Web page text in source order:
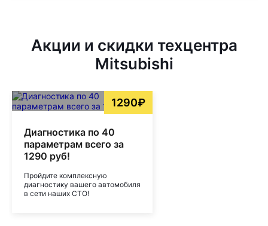
Акции и скидки техцентра
Mitsubishi
1290₽
Диагностика по 40
параметрам всего за
1290 руб!
Пройдите комплексную
диагностику вашего автомобиля
в сети наших СТО!